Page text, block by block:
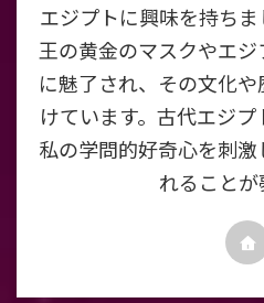
エジプトに興味を持ち
王の黄金のマスクやエ
に魅了され、その文化
けています。古代エジプ
私の学問的好奇心を刺
れることが